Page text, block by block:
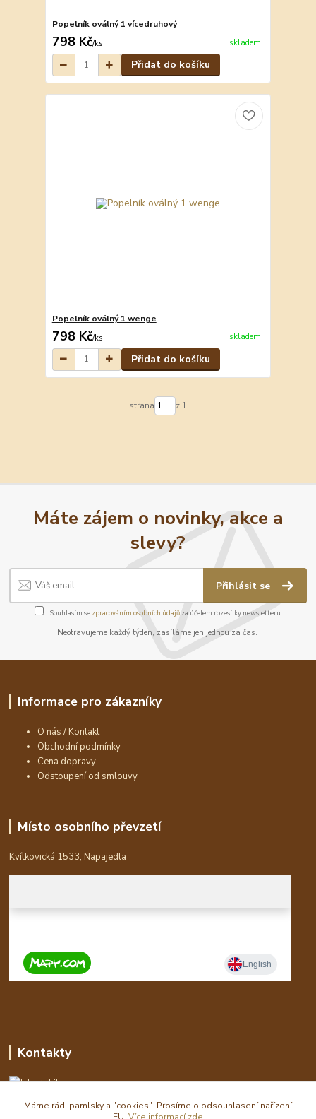
Popelník oválný 1 vícedruhový
798 Kč/ks skladem
Přidat do košíku
Popelník oválný 1 wenge
798 Kč/ks skladem
Přidat do košíku
strana z 1
Máte zájem o novinky, akce a
slevy?
Přihlásit se
Souhlasím se zpracováním osobních údajůza účelem rozesílky newsletteru.
Neotravujeme každý týden, zasíláme jen jednou za čas.
Informace pro zákazníky
O nás / Kontakt
Obchodní podmínky
Cena dopravy
Odstoupení od smlouvy
Místo osobního převzetí
Kvítkovická 1533, Napajedla
Kontakty
Libor
eshop(zavináč)waldi.cz
Máme rádi pamlsky a "cookies". Prosíme o odsouhlasení nařízení